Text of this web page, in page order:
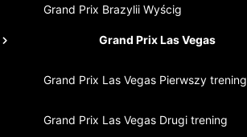
Grand Prix Brazylii Wyścig
Grand Prix Las Vegas
Grand Prix Las Vegas Pierwszy trening
Grand Prix Las Vegas Drugi trening